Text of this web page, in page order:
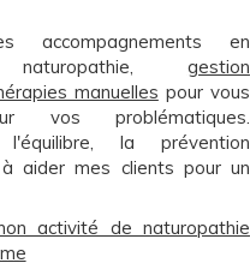
accompagnements en
gestion
manuelles pour vous
vos problématiques.
la prévention
aider mes clients pour un
activité de naturopathie